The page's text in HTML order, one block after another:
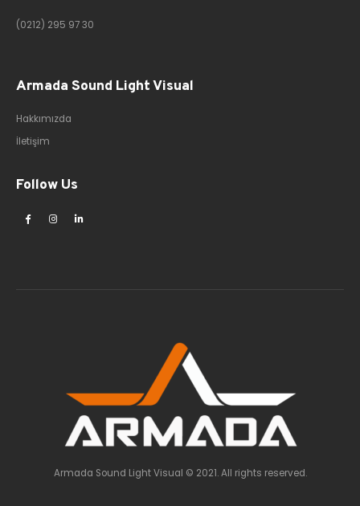
(0212) 295 97 30
Armada Sound Light Visual
Hakkımızda
İletişim
Follow Us
Armada Sound Light Visual © 2021. All rights reserved.